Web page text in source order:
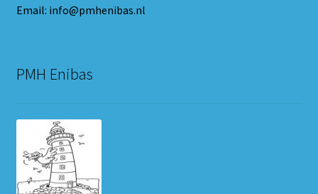
Email: info@pmhenibas.nl
PMH Enibas